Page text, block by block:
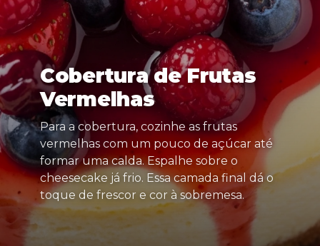
Cobertura de Frutas
Vermelhas
Para a cobertura, cozinhe as frutas
vermelhas com um pouco de açúcar até
formar uma calda. Espalhe sobre o
cheesecake já frio. Essa camada final dá o
toque de frescor e cor à sobremesa.